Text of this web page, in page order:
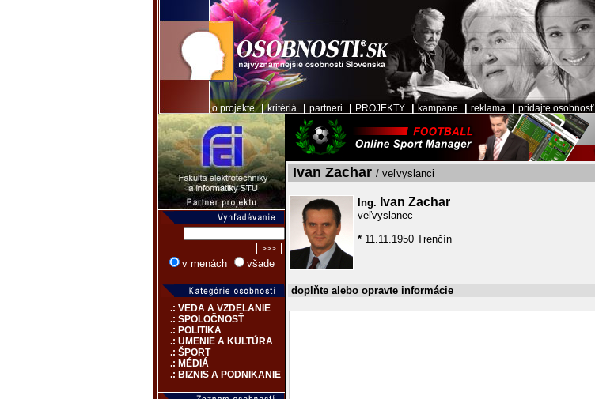
o projekte|kritériá partneri PROJEKTY kampane reklama pridajte osobnosť
v menách všade
.: VEDA A VZDELANIE
.: SPOLOČNOSŤ
.: POLITIKA
.: UMENIE A KULTÚRA
.: ŠPORT
.: MÉDIÁ
.: BIZNIS A PODNIKANIE
Ivan Zachar / veľvyslanci
Ing. Ivan Zachar
veľvyslanec
* 11.11.1950 Trenčín
doplňte alebo opravte informácie